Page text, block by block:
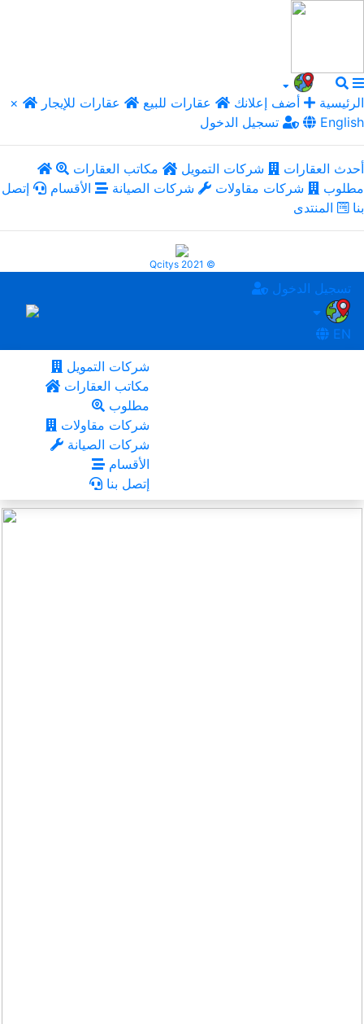
× الرئيسية أضف إعلانك عقارات للبيع
عقارات للإيجار
تسجيل الدخول
English
أحدث العقارات شركات التمويل
مكاتب العقارات
مطلوب
شركات مقاولات شركات الصيانة الأقسام
إتصل
بنا
المنتدى
Qcitys 2021 ©
تسجيل الدخول
EN
شركات التمويل
مكاتب العقارات
مطلوب
شركات مقاولات
شركات الصيانة
الأقسام
إتصل بنا